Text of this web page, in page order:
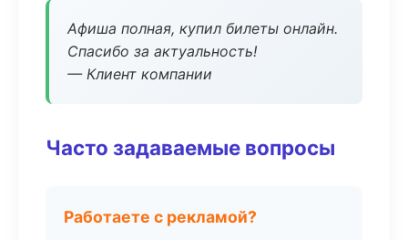
Афиша полная, купил билеты онлайн.
Спасибо за актуальность!
— Клиент компании
Часто задаваемые вопросы
Работаете с рекламой?